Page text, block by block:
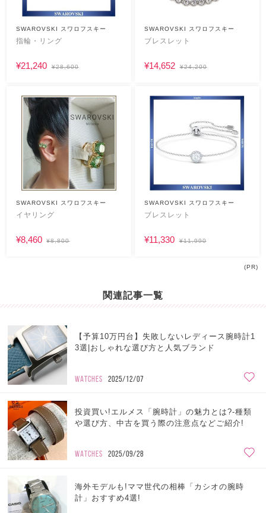
SWAROVSKI スワロフスキー
指輪・リング
¥21,240 ¥28,600
SWAROVSKI スワロフスキー
ブレスレット
¥14,652 ¥24,200
SWAROVSKI スワロフスキー
イヤリング
¥8,460 ¥8,800
SWAROVSKI スワロフスキー
ブレスレット
¥11,330 ¥11,990
(PR)
関連記事一覧
【予算10万円台】失敗しないレディース腕時計1
3選|おしゃれな選び方と人気ブランド
WATCHES 2025/12/07
投資買い!エルメス「腕時計」の魅力とは?-種類
や選び方、中古を買う際の注意点などご紹介!
WATCHES 2025/09/28
海外モデルも!ママ世代の相棒「カシオの腕時
計」おすすめ4選!